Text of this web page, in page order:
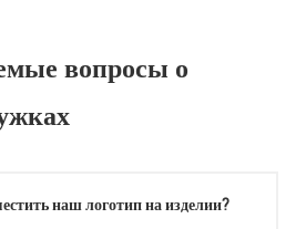
вопросы о
наш логотип на изделии?